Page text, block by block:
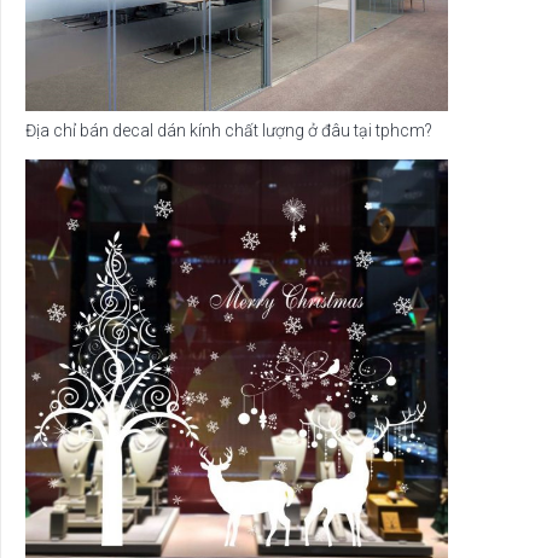
Địa chỉ bán decal dán kính chất lượng ở đâu tại tphcm?